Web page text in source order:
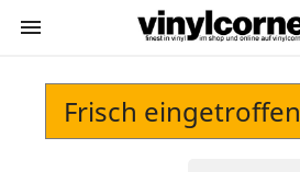

Frisch eingetroffen